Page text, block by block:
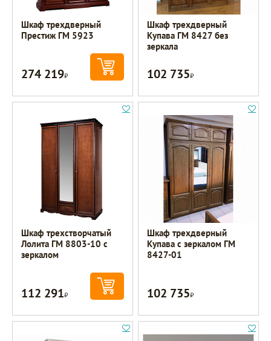
Шкаф трехдверный
Престиж ГМ 5923
274 219Р
Шкаф трехдверный
Купава ГМ 8427 без
зеркала
102 735Р
Шкаф трехстворчатый
Лолита ГМ 8803-10 с
зеркалом
112 291Р
Шкаф трехдверный
Купава с зеркалом ГМ
8427-01
102 735Р